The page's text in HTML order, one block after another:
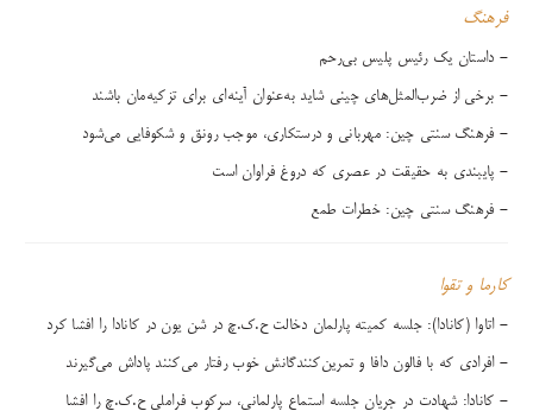
فرهنگ
- داستان یک رئیس پلیس بی‌رحم
- برخی از ضرب‌المثل‌های چینی شاید به‌عنوان آینه‌ای برای تزکیه‌مان باشند
- فرهنگ سنتی چین: مهربانی و درستکاری، موجب رونق و شکوفایی می‌شود
- پایبندی به حقیقت در عصری که دروغ‌ فراوان است
- فرهنگ سنتی چین: خطرات طمع
کارما و تقوا
- اتاوا (کانادا): جلسه کمیته پارلمان دخالت ح.ک.چ در شن یون در کانادا را افشا کرد
- افرادی که با فالون دافا و تمرین‌کنندگانش خوب رفتار می‌کنند پاداش می‌گیرند
- کانادا: شهادت در جریان جلسه استماع پارلمانی، سرکوب فراملی ح.ک.چ را افشا